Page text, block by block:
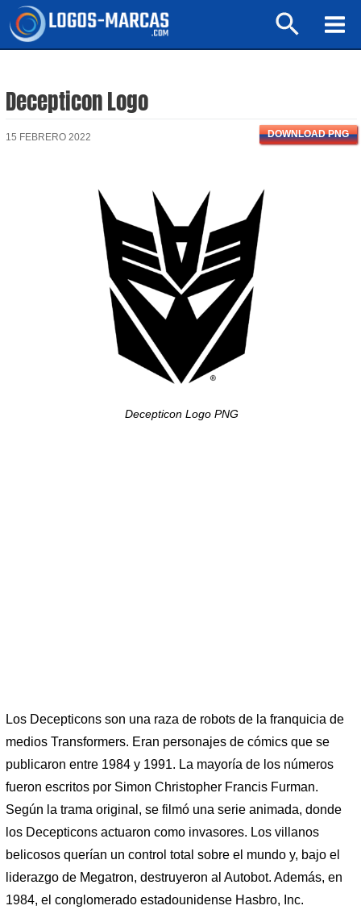
Buscar
Decepticon Logo
15 FEBRERO 2022 DOWNLOAD PNG
Decepticon Logo PNG
Los Decepticons son una raza de robots de la franquicia de
medios Transformers. Eran personajes de cómics que se
publicaron entre 1984 y 1991. La mayoría de los números
fueron escritos por Simon Christopher Francis Furman.
Según la trama original, se filmó una serie animada, donde
los Decepticons actuaron como invasores. Los villanos
belicosos querían un control total sobre el mundo y, bajo el
liderazgo de Megatron, destruyeron al Autobot. Además, en
1984, el conglomerado estadounidense Hasbro, Inc.